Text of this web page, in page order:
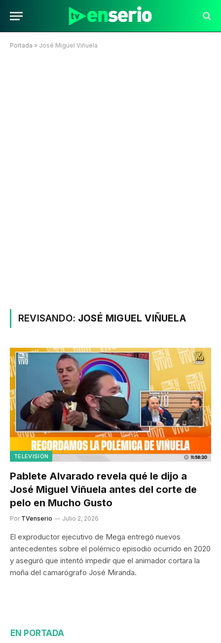
Portada » José Miguel Viñuela
REVISANDO: JOSÉ MIGUEL VIÑUELA
TELEVISIÓN
Pablete Alvarado revela qué le dijo a
José Miguel Viñuela antes del corte de
pelo en Mucho Gusto
Por TVenserio Julio 2, 2026
El exproductor ejecutivo de Mega entregó nuevos
antecedentes sobre el polémico episodio ocurrido en 2020
y aseguró que intentó impedir que el animador cortara la
moña del camarógrafo José Miranda.
EN PORTADA